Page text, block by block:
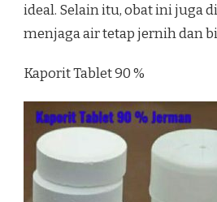
ideal. Selain itu, obat ini juga
menjaga air tetap jernih dan
Kaporit Tablet 90 %